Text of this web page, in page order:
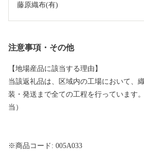
藤原織布(有)
注意事項・その他
【地場産品に該当する理由】
当該返礼品は、区域内の工場において、
装・発送まで全ての工程を行っています
当）
※商品コード: 005A033